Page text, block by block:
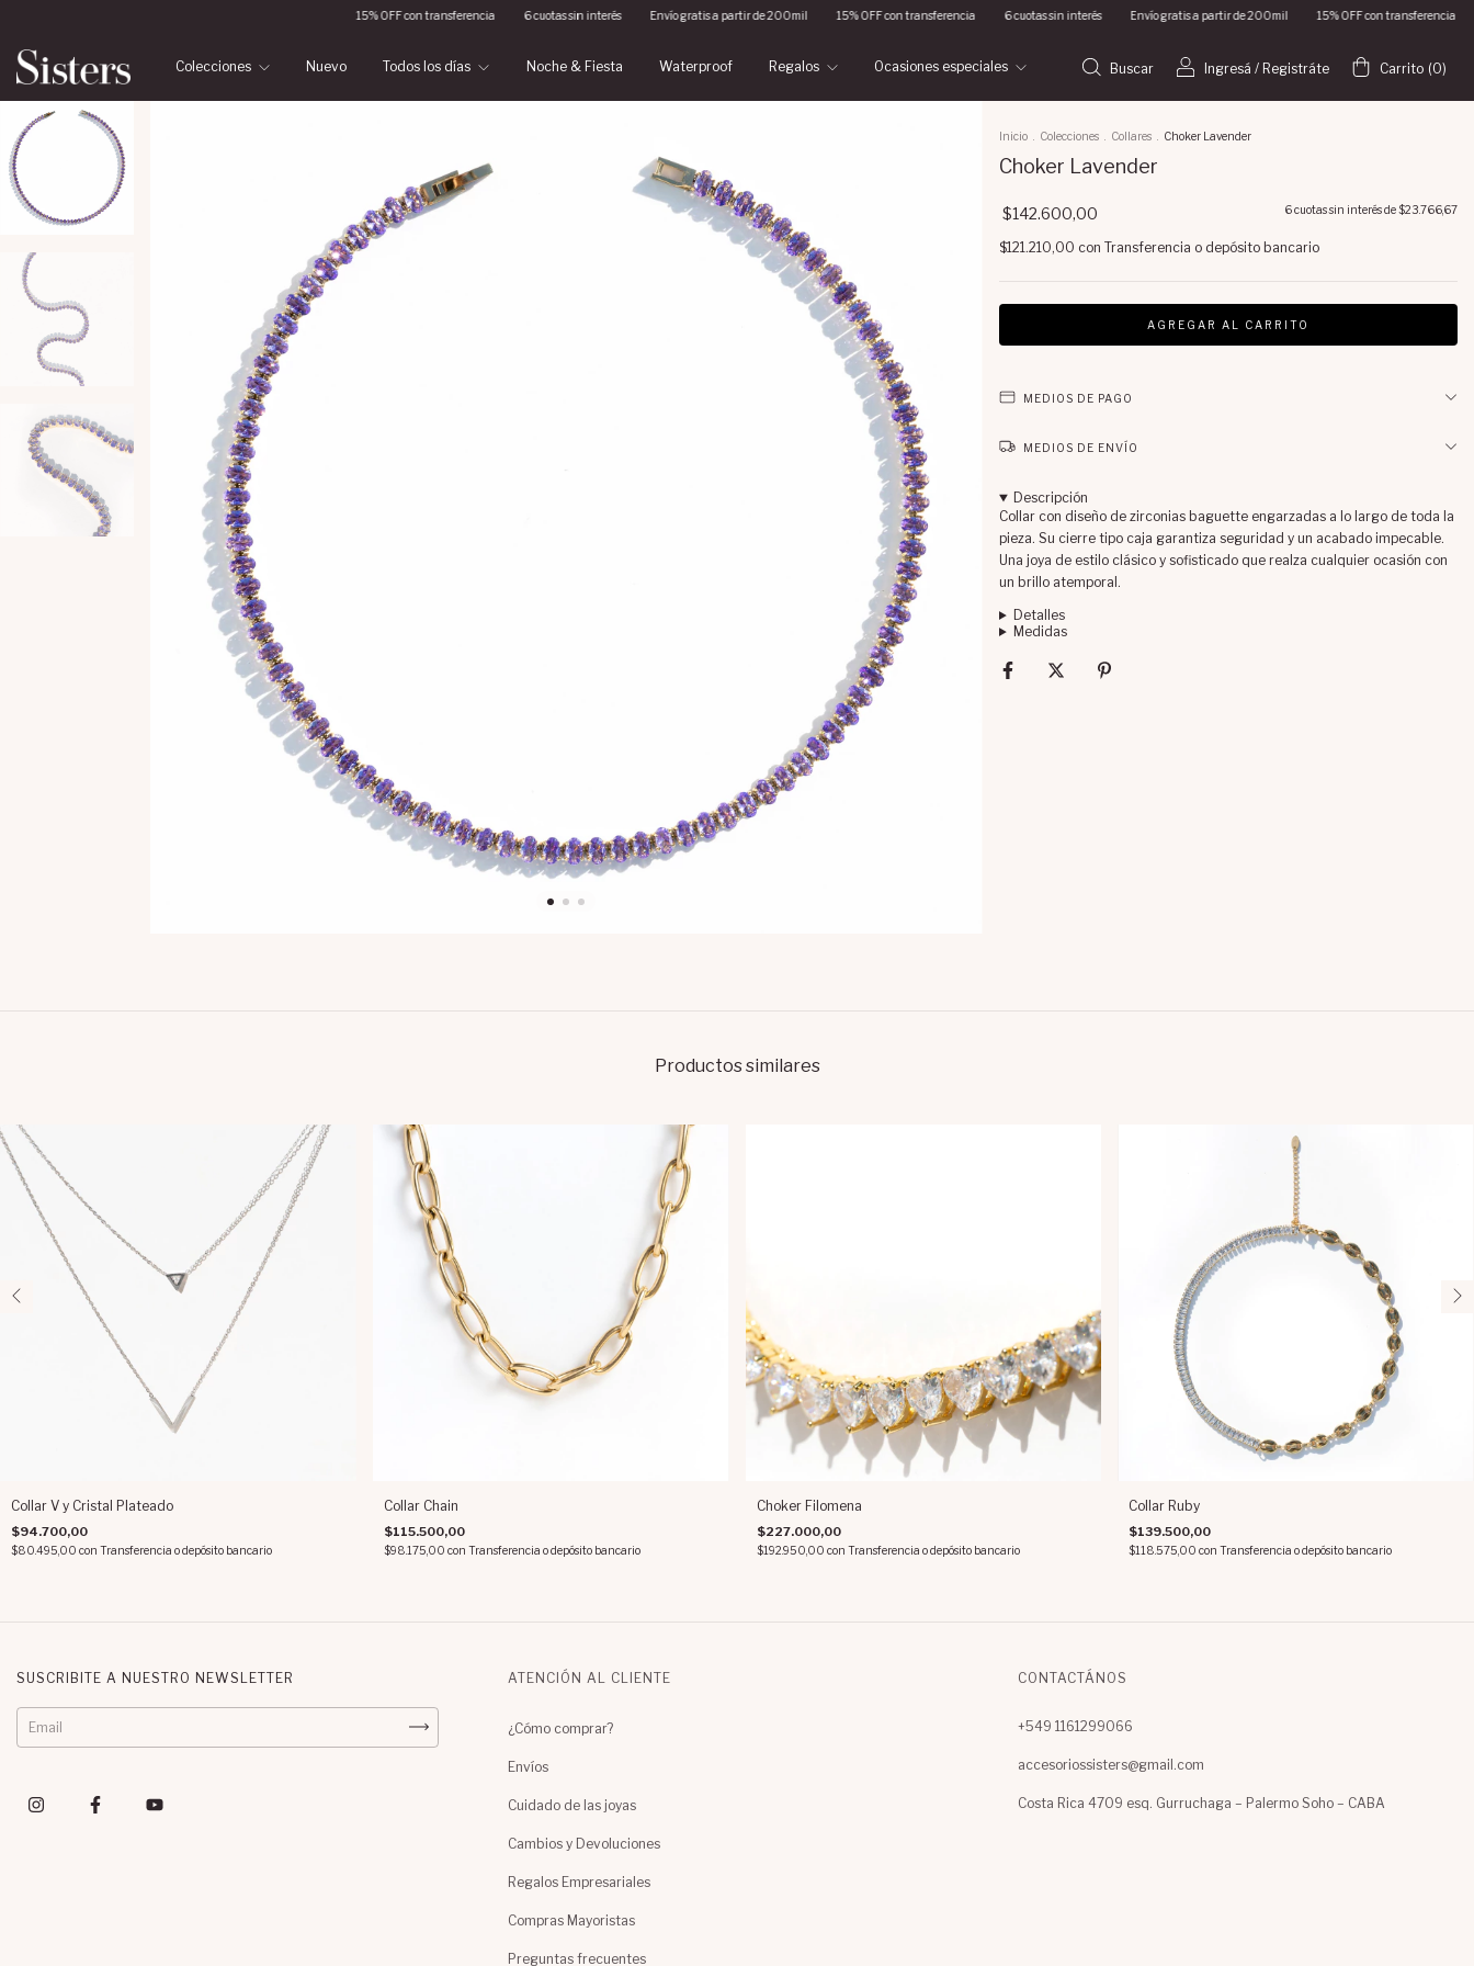
15% OFF con transferencia 6 cuotas sin interés Envío gratis a partir de 200mil 15% OFF con transferencia 6 cuotas sin interés Envío gratis a partir de 200mil 15% OFF con transferencia 6
Colecciones Nuevo Todos los días Noche & Fiesta Waterproof Regalos Ocasiones especiales Buscar Ingresá / Registráte Carrito (0)
Inicio Colecciones Collares Choker Lavender
Choker Lavender
$142.600,00 6cuotas sin interés de$23.766,67
$121.210,00 con Transferencia o depósito bancario
MEDIOS DE PAGO
MEDIOS DE ENVÍO
Descripción
Collar con diseño de zirconias baguette engarzadas a lo largo de toda la
pieza. Su cierre tipo caja garantiza seguridad y un acabado impecable.
Una joya de estilo clásico y sofisticado que realza cualquier ocasión con
un brillo atemporal.
Detalles
Medidas
Productos similares
Collar V y Cristal Plateado
$94.700,00
$80.495,00 con Transferencia o depósito bancario
Collar Chain
$115.500,00
$98.175,00 con Transferencia o depósito bancario
Choker Filomena
$227.000,00
$192.950,00 con Transferencia o depósito bancario
Collar Ruby
$139.500,00
$118.575,00con Transferencia o depósito bancario
SUSCRIBITE A NUESTRO NEWSLETTER ATENCIÓN AL CLIENTE
¿Cómo comprar?
Envíos
Cuidado de las joyas
Cambios y Devoluciones
Regalos Empresariales
Compras Mayoristas
Preguntas frecuentes
CONTACTÁNOS
+549 1161299066
accesoriossisters@gmail.com
Costa Rica 4709 esq. Gurruchaga – Palermo Soho – CABA